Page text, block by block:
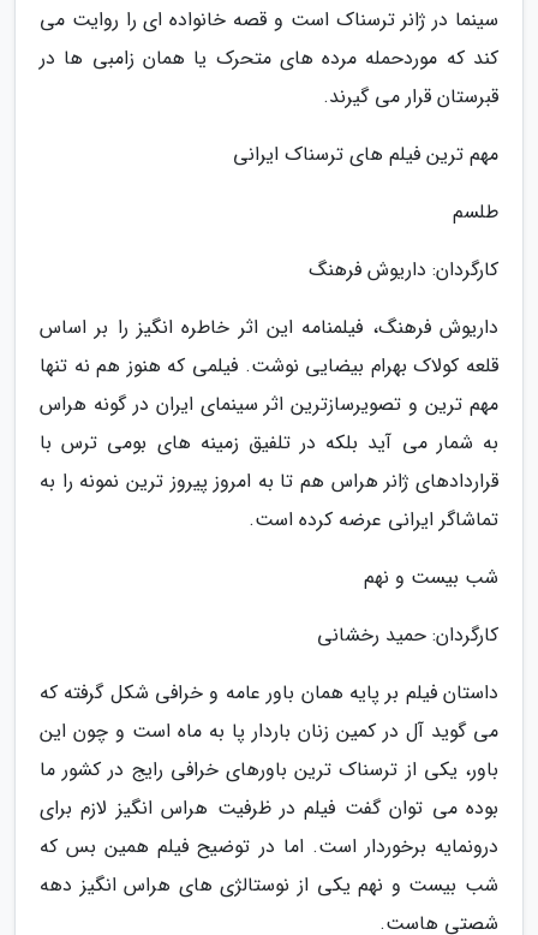
سینما در ژانر ترسناک است و قصه خانواده ای را روایت می
کند که موردحمله مرده های متحرک یا همان زامبی ها در
قبرستان قرار می گیرند.
مهم ترین فیلم های ترسناک ایرانی
طلسم
کارگردان: داریوش فرهنگ
داریوش فرهنگ، فیلمنامه این اثر خاطره انگیز را بر اساس
قلعه کولاک بهرام بیضایی نوشت. فیلمی که هنوز هم نه تنها
مهم ترین و تصویرسازترین اثر سینمای ایران در گونه هراس
به شمار می آید بلکه در تلفیق زمینه های بومی ترس با
قراردادهای ژانر هراس هم تا به امروز پیروز ترین نمونه را به
تماشاگر ایرانی عرضه کرده است.
شب بیست و نهم
کارگردان: حمید رخشانی
داستان فیلم بر پایه همان باور عامه و خرافی شکل گرفته که
می گوید آل در کمین زنان باردار پا به ماه است و چون این
باور، یکی از ترسناک ترین باورهای خرافی رایج در کشور ما
بوده می توان گفت فیلم در ظرفیت هراس انگیز لازم برای
درونمایه برخوردار است. اما در توضیح فیلم همین بس که
شب بیست و نهم یکی از نوستالژی های هراس انگیز دهه
شصتی هاست.